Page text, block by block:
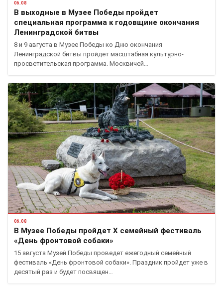
06.08
В выходные в Музее Победы пройдет
специальная программа к годовщине окончания
Ленинградской битвы
8 и 9 августа в Музее Победы ко Дню окончания
Ленинградской битвы пройдет масштабная культурно-
просветительская программа. Москвичей…
06.08
В Музее Победы пройдет X семейный фестиваль
«День фронтовой собаки»
15 августа Музей Победы проведет ежегодный семейный
фестиваль «День фронтовой собаки». Праздник пройдет уже в
десятый раз и будет посвящен…